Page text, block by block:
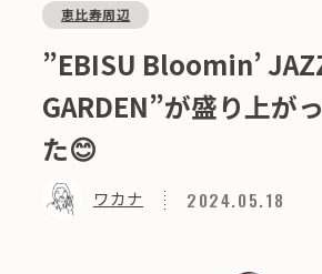
恵比寿周辺
”EBISU Bloomin’
GARDEN”が盛り上が
た😊
ワカナ 2024.05.18